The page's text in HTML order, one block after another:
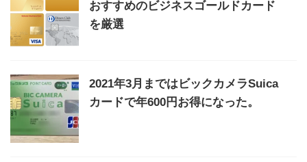
おすすめのビジネスゴールドカード
を厳選
2021年3月まではビックカメラSuica
カードで年600円お得になった。